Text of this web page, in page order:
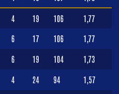
4 19 106 1,77
6 17 106 1,77
6 19 104 1,73
4 24 94 1,57